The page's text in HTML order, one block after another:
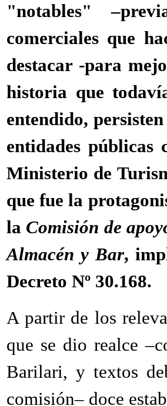
"notables"
comerciales que
destacar -para
historia que
entendido,
entidades
Ministerio de
que fue la
la Comisión de
Almacén y Bar,
Decreto Nº 30.168.
A partir de los
que se dio realce
Barilari, y textos
comisión– doce